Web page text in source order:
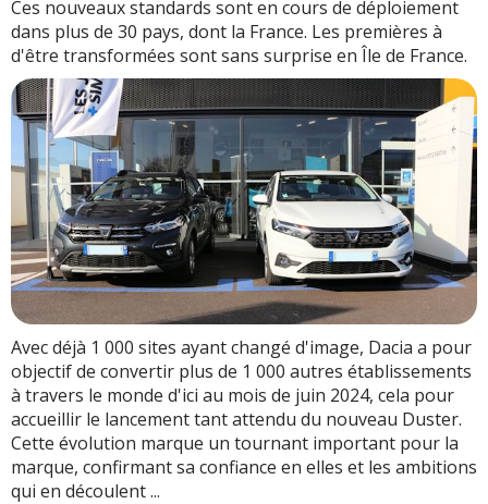
Ces nouveaux standards sont en cours de déploiement
dans plus de 30 pays, dont la France. Les premières à
d'être transformées sont sans surprise en Île de France.
Avec déjà 1 000 sites ayant changé d'image, Dacia a pour
objectif de convertir plus de 1 000 autres établissements
à travers le monde d'ici au mois de juin 2024, cela pour
accueillir le lancement tant attendu du nouveau Duster.
Cette évolution marque un tournant important pour la
marque, confirmant sa confiance en elles et les ambitions
qui en découlent ...